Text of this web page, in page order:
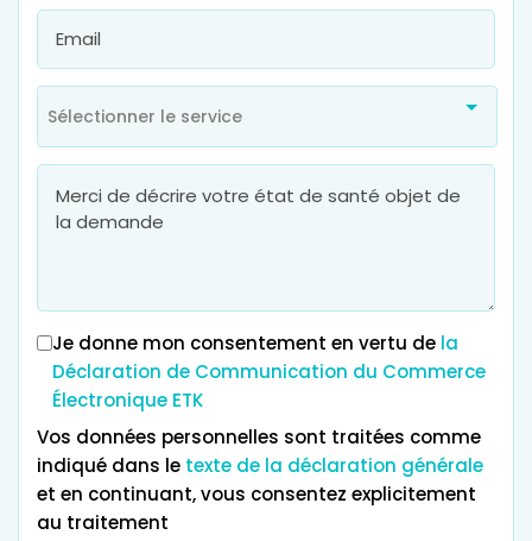
Sélectionner le service
Je donne mon consentement en vertu de la
Déclaration de Communication du Commerce
Électronique ETK
Vos données personnelles sont traitées comme
indiqué dans le texte de la déclaration générale
et en continuant, vous consentez explicitement
au traitement